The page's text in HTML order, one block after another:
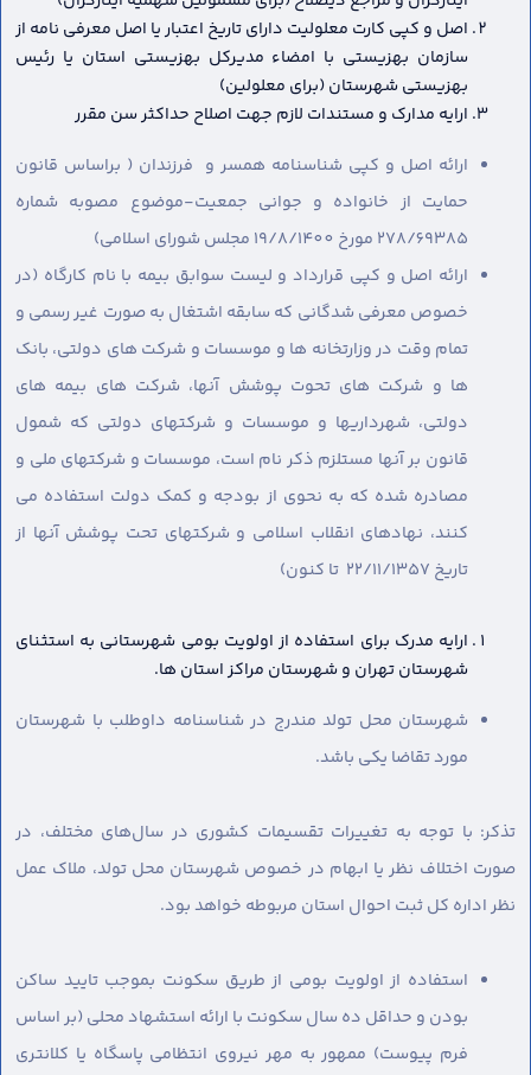
اصل و کپی کارت معلولیت دارای تاریخ اعتبار یا اصل معرفی نامه از
سازمان بهزیستی با امضاء مدیرکل بهزیستی استان یا رئیس
بهزیستی شهرستان (برای معلولین)
ارایه مدارک و مستندات لازم جهت اصلاح حداکثر سن مقرر
ارائه اصل و کپی شناسنامه همسر و فرزندان ( براساس قانون
حمایت از خانواده و جوانی جمعیت-موضوع مصوبه شماره
278/69385 مورخ 19/8/1400 مجلس شورای اسلامی)
ارائه اصل و کپی قرارداد و لیست سوابق بیمه با نام کارگاه (در
خصوص معرفی شدگانی که سابقه اشتغال به صورت غیر رسمی و
تمام وقت در وزارتخانه ها و موسسات و شرکت های دولتی، بانک
ها و شرکت های تحوت پوشش آنها، شرکت های بیمه های
دولتی، شهرداریها و موسسات و شرکتهای دولتی که شمول
قانون بر آنها مستلزم ذکر نام است، موسسات و شرکتهای ملی و
مصادره شده که به نحوی از بودجه و کمک دولت استفاده می
کنند، نهادهای انقلاب اسلامی و شرکتهای تحت پوشش آنها از
تاریخ 22/11/1357 تا کنون)
ارایه مدرک برای استفاده از اولویت بومی شهرستانی به استثنای
شهرستان تهران و شهرستان مراکز استان ها.
شهرستان محل تولد مندرج در شناسنامه داوطلب با شهرستان
مورد تقاضا یکی باشد.
تذکر: با توجه به تغییرات تقسیمات کشوری در سال‌های مختلف، در
صورت اختلاف نظر یا ابهام در خصوص شهرستان محل تولد، ملاک عمل
نظر اداره کل ثبت احوال استان مربوطه خواهد بود.
استفاده از اولویت بومی از طریق سکونت بموجب تایید ساکن
بودن و حداقل ده سال سکونت با ارائه استشهاد محلی (بر اساس
فرم پیوست) ممهور به مهر نیروی انتظامی پاسگاه یا کلانتری